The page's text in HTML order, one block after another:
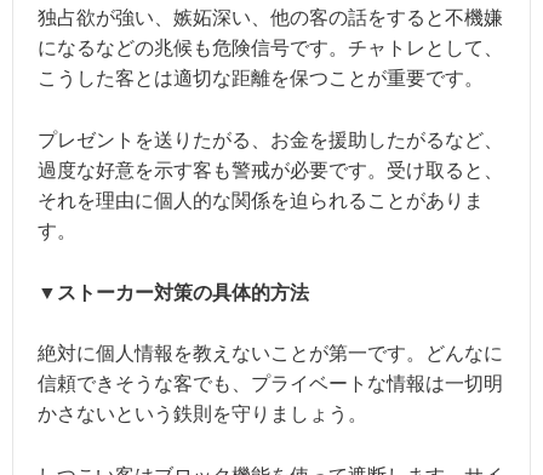
独占欲が強い、嫉妬深い、他の客の話をすると不機嫌
になるなどの兆候も危険信号です。チャトレとして、
こうした客とは適切な距離を保つことが重要です。
プレゼントを送りたがる、お金を援助したがるなど、
過度な好意を示す客も警戒が必要です。受け取ると、
それを理由に個人的な関係を迫られることがありま
す。
▼ストーカー対策の具体的方法
絶対に個人情報を教えないことが第一です。どんなに
信頼できそうな客でも、プライベートな情報は一切明
かさないという鉄則を守りましょう。